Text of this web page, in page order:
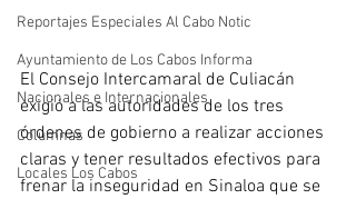
Reportajes Especiales Al Cabo Notic
Ayuntamiento de Los Cabos Informa
Nacionales e Internacionales
Columnas
Locales Los Cabos
El Consejo Intercamaral de Culiacán
exigió a las autoridades de los tres
órdenes de gobierno a realizar acciones
claras y tener resultados efectivos para
frenar la inseguridad en Sinaloa que se